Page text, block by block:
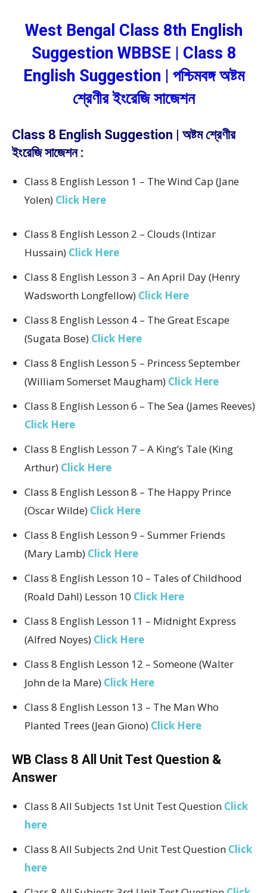
West Bengal Class 8th English
Suggestion WBBSE | Class 8
English Suggestion | পশ্চিমবঙ্গ অষ্টম
শ্রেণীর ইংরেজি সাজেশন
Class 8 English Suggestion | অষ্টম শ্রেণীর
ইংরেজি সাজেশন :
Class 8 English Lesson 1 – The Wind Cap (Jane
Yolen) Click Here
Class 8 English Lesson 2 – Clouds (Intizar
Hussain) Click Here
Class 8 English Lesson 3 – An April Day (Henry
Wadsworth Longfellow) Click Here
Class 8 English Lesson 4 – The Great Escape
(Sugata Bose) Click Here
Class 8 English Lesson 5 – Princess September
(William Somerset Maugham) Click Here
Class 8 English Lesson 6 – The Sea (James Reeves)
Click Here
Class 8 English Lesson 7 – A King’s Tale (King
Arthur) Click Here
Class 8 English Lesson 8 – The Happy Prince
(Oscar Wilde) Click Here
Class 8 English Lesson 9 – Summer Friends
(Mary Lamb) Click Here
Class 8 English Lesson 10 – Tales of Childhood
(Roald Dahl) Lesson 10 Click Here
Class 8 English Lesson 11 – Midnight Express
(Alfred Noyes) Click Here
Class 8 English Lesson 12 – Someone (Walter
John de la Mare) Click Here
Class 8 English Lesson 13 – The Man Who
Planted Trees (Jean Giono) Click Here
WB Class 8 All Unit Test Question &
Answer
Class 8 All Subjects 1st Unit Test Question Click
here
Class 8 All Subjects 2nd Unit Test Question Click
here